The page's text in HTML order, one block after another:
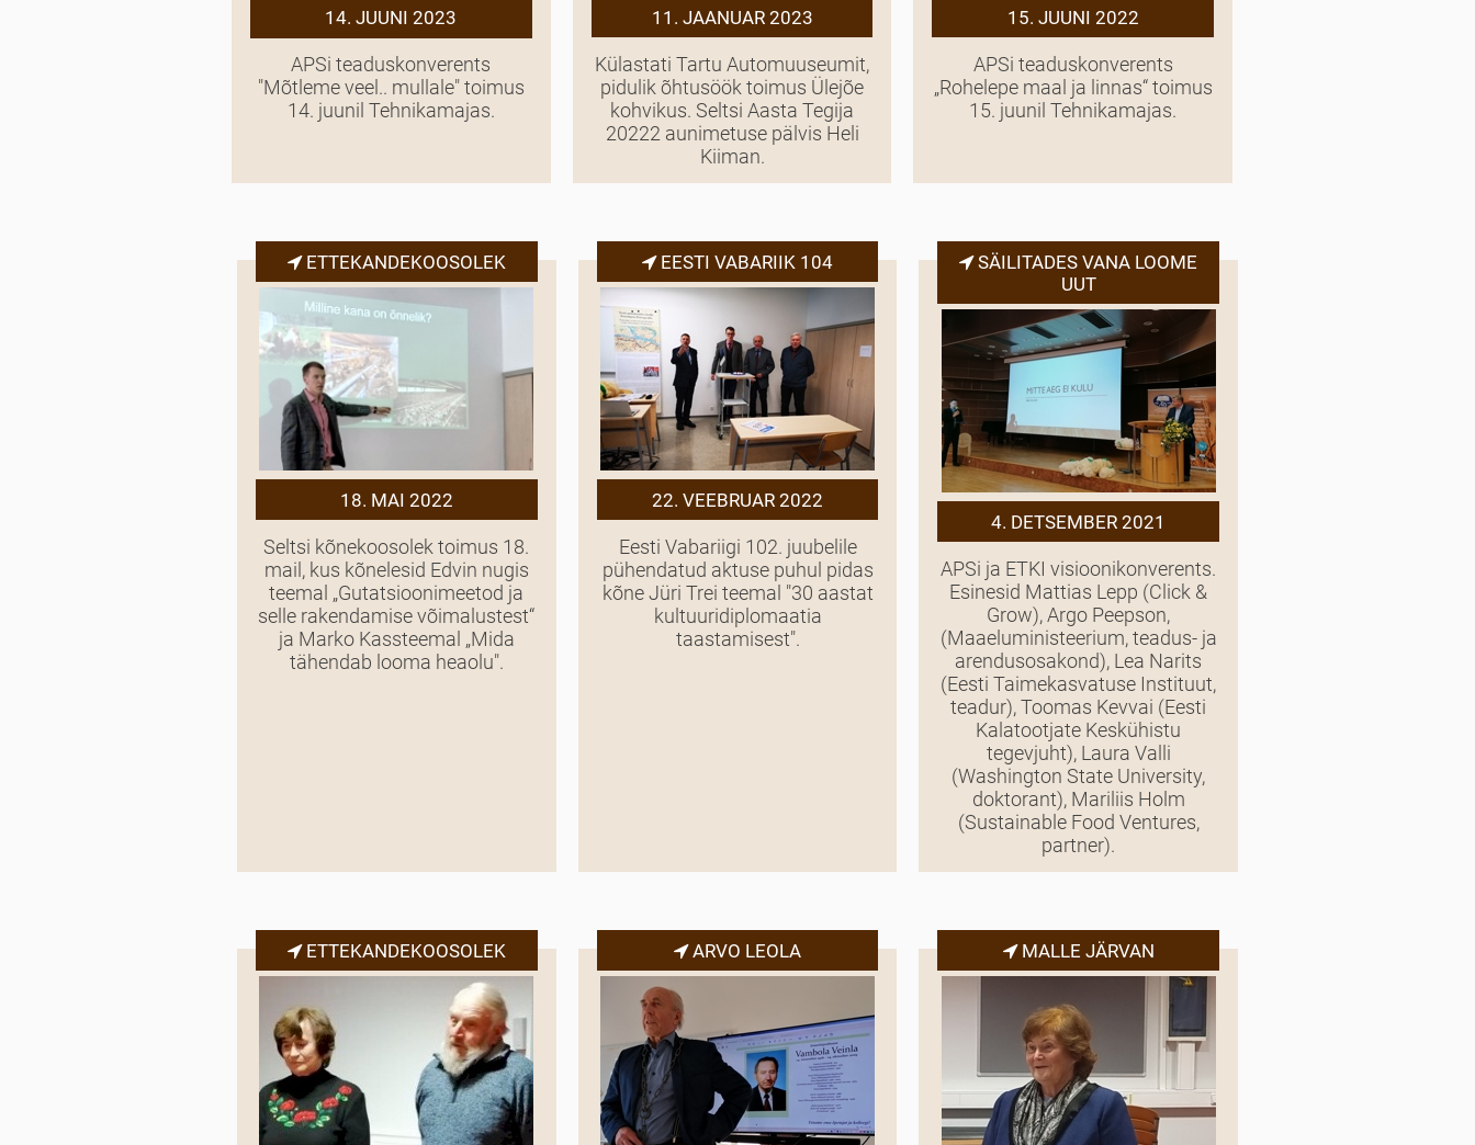
14. JUUNI 2023
APSi teaduskonverents
"Mõtleme veel.. mullale" toimus
14. juunil Tehnikamajas.
11. JAANUAR 2023
Külastati Tartu Automuuseumit,
pidulik õhtusöök toimus Ülejõe
kohvikus. Seltsi Aasta Tegija
20222 aunimetuse pälvis Heli
Kiiman.
15. JUUNI 2022
APSi teaduskonverents
„Rohelepe maal ja linnas“ toimus
15. juunil Tehnikamajas.
ETTEKANDEKOOSOLEK
18. MAI 2022
Seltsi kõnekoosolek toimus 18.
mail, kus kõnelesid Edvin nugis
teemal „Gutatsioonimeetod ja
selle rakendamise võimalustest“
ja Marko Kassteemal „Mida
tähendab looma heaolu".
EESTI VABARIIK 104
22. VEEBRUAR 2022
Eesti Vabariigi 102. juubelile
pühendatud aktuse puhul pidas
kõne Jüri Trei teemal "30 aastat
kultuuridiplomaatia
taastamisest".
SÄILITADES VANA LOOME
UUT
4. DETSEMBER 2021
APSi ja ETKI visioonikonverents.
Esinesid Mattias Lepp (Click &
Grow), Argo Peepson,
(Maaeluministeerium, teadus- ja
arendusosakond), Lea Narits
(Eesti Taimekasvatuse Instituut,
teadur), Toomas Kevvai (Eesti
Kalatootjate Keskühistu
tegevjuht), Laura Valli
(Washington State University,
doktorant), Mariliis Holm
(Sustainable Food Ventures,
partner).
ETTEKANDEKOOSOLEK ARVO LEOLA MALLE JÄRVAN